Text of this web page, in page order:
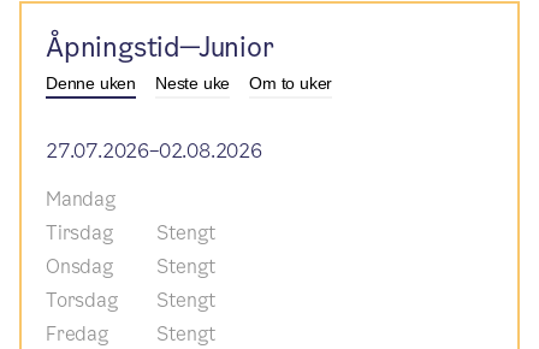
Åpningstid—Junior
Denne uken Neste uke Om to uker
27.07.2026–02.08.2026
Mandag
Tirsdag
Stengt
Onsdag
Stengt
Torsdag
Stengt
Fredag
Stengt